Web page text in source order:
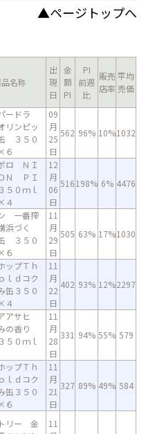
▲ページトップへ
名称
出
現
日
金
額
PI
PI
前週
比
販売
店率
平均
売価
ードラ
ンピッ
３５０
６
09
月
25
日
562 96% 10%1032
ロ ＮＩ
Ｎ ＰＩ
５０ｍｌ
４
12
月
06
日
516198% 6% 4476
一番搾
づく
３５０
６
11
月
29
日
505 63% 17%1030
ップＴｈ
ｌｄコク
缶３５０
４
11
月
22
日
402 93% 12%2297
アサヒ
の香り
０ｍｌ
11
月
28
日
331 94% 55% 579
ップＴｈ
ｌｄコク
缶３５０
６
11
月
21
日
327 89% 49% 584
リー 金
11